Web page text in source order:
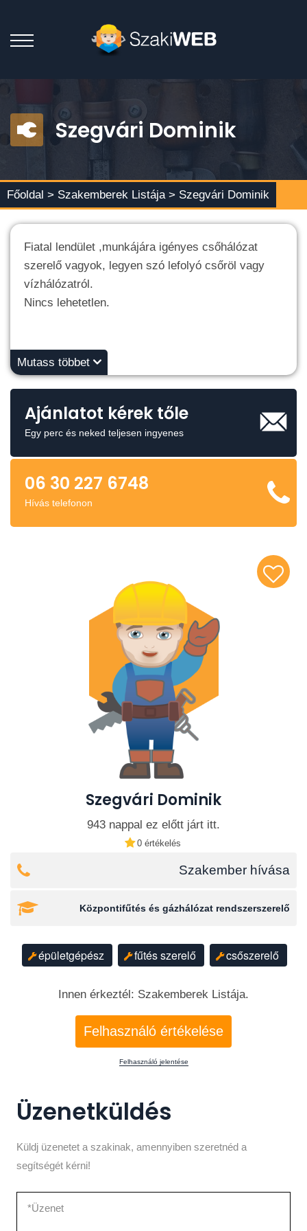
Szegvári Dominik
Főoldal > Szakemberek Listája > Szegvári Dominik
Fiatal lendület ,munkájára igényes csőhálózat
szerelő vagyok, legyen szó lefolyó csőröl vagy
vízhálózatról.
Nincs lehetetlen.
Mutass többet
Ajánlatot kérek tőle
Egy perc és neked teljesen ingyenes
06 30 227 6748
Hívás telefonon
Szegvári Dominik
943 nappal ez előtt járt itt.
0 értékelés
Szakember hívása
Központifűtés és gázhálózat rendszerszerelő
épületgépész fűtés szerelő csőszerelő
Innen érkeztél: Szakemberek Listája.
Felhasználó értékelése
Felhasználó jelentése
Üzenetküldés
Küldj üzenetet a szakinak, amennyiben szeretnéd a
segítségét kérni!